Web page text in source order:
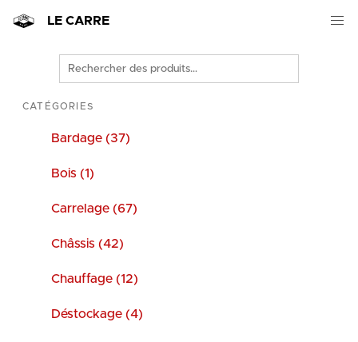
LE CARRE
Rechercher
des
produits
CATÉGORIES
Bardage (37)
Bois (1)
Carrelage (67)
Châssis (42)
Chauffage (12)
Déstockage (4)